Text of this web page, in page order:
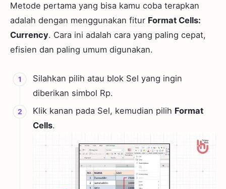
Metode pertama yang bisa kamu coba terapkan
adalah dengan menggunakan fitur Format Cells:
Currency. Cara ini adalah cara yang paling cepat,
efisien dan paling umum digunakan.
Silahkan pilih atau blok Sel yang ingin
diberikan simbol Rp.
Klik kanan pada Sel, kemudian pilih Format
Cells.